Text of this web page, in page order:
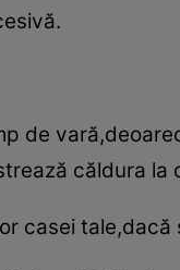
de
căldura la
casei tale,dacă